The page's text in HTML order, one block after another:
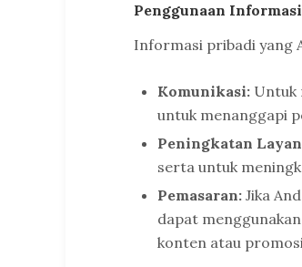
Penggunaan Informasi
Informasi pribadi yang
Komunikasi: Untuk
untuk menanggapi
Peningkatan
serta untuk
Pemasaran: Jika
dapat
konten atau